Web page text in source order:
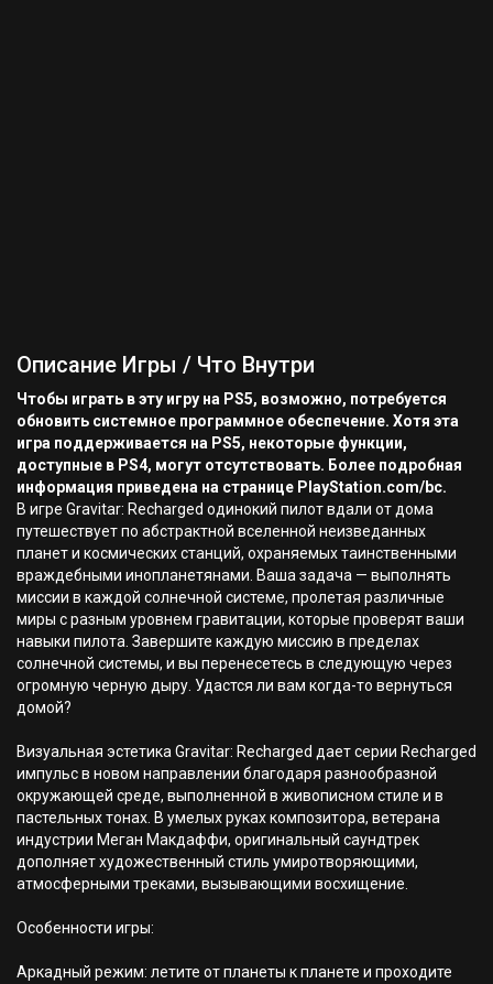
Описание Игры / Что Внутри
Чтобы играть в эту игру на PS5, возможно, потребуется
обновить системное программное обеспечение. Хотя эта
игра поддерживается на PS5, некоторые функции,
доступные в PS4, могут отсутствовать. Более подробная
информация приведена на странице PlayStation.com/bc.
В игре Gravitar: Recharged одинокий пилот вдали от дома
путешествует по абстрактной вселенной неизведанных
планет и космических станций, охраняемых таинственными
враждебными инопланетянами. Ваша задача — выполнять
миссии в каждой солнечной системе, пролетая различные
миры с разным уровнем гравитации, которые проверят ваши
навыки пилота. Завершите каждую миссию в пределах
солнечной системы, и вы перенесетесь в следующую через
огромную черную дыру. Удастся ли вам когда-то вернуться
домой?
Визуальная эстетика Gravitar: Recharged дает серии Recharged
импульс в новом направлении благодаря разнообразной
окружающей среде, выполненной в живописном стиле и в
пастельных тонах. В умелых руках композитора, ветерана
индустрии Меган Макдаффи, оригинальный саундтрек
дополняет художественный стиль умиротворяющими,
атмосферными треками, вызывающими восхищение.
Особенности игры:
Аркадный режим: летите от планеты к планете и проходите